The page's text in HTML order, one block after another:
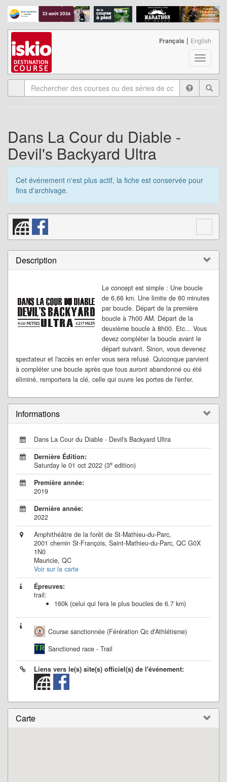
T
o
g
l
t
o
n
Français | English
Dans La Cour du Diable -
Devil's Backyard Ultra
Cet événement n'est plus actif, la fiche est conservée pour
fins d'archivage.
Description
Le concept est simple : Une boucle
de 6,66 km. Une limite de 60 minutes
par boucle. Départ de la première
boucle à 7h00 AM. Départ de la
deuxième boucle à 8h00. Etc... Vous
devez compléter la boucle avant le
départ suivant. Sinon, vous devenez
spectateur et l'accès en enfer vous sera refusé. Quiconque parvient
à compléter une boucle après que tous auront abandonné ou été
éliminé, remportera la clé, celle qui ouvre les portes de l'enfer.
Informations
Dans La Cour du Diable - Devil's Backyard Ultra
Dernière Édition:
Saturday le 01 oct 2022 (3e edition)
Première année:
2019
Dernière année:
2022
Amphithéâtre de la forêt de St-Mathieu-du-Parc,
2001 chemin St-François, Saint-Mathieu-du-Parc, QC G0X
1N0
Mauricie, QC
Voir sur la carte
Épreuves:
trail:
160k (celui qui fera le plus boucles de 6.7 km)
Course sanctionnée (Férération Qc d'Athlétisme)
Sanctioned race - Trail
Liens vers le(s) site(s) officiel(s) de l'événement:
Carte